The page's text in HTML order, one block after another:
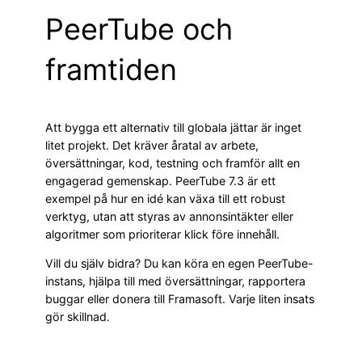
PeerTube och
framtiden
Att bygga ett alternativ till globala jättar är inget
litet projekt. Det kräver åratal av arbete,
översättningar, kod, testning och framför allt en
engagerad gemenskap. PeerTube 7.3 är ett
exempel på hur en idé kan växa till ett robust
verktyg, utan att styras av annonsintäkter eller
algoritmer som prioriterar klick före innehåll.
Vill du själv bidra? Du kan köra en egen PeerTube-
instans, hjälpa till med översättningar, rapportera
buggar eller donera till Framasoft. Varje liten insats
gör skillnad.